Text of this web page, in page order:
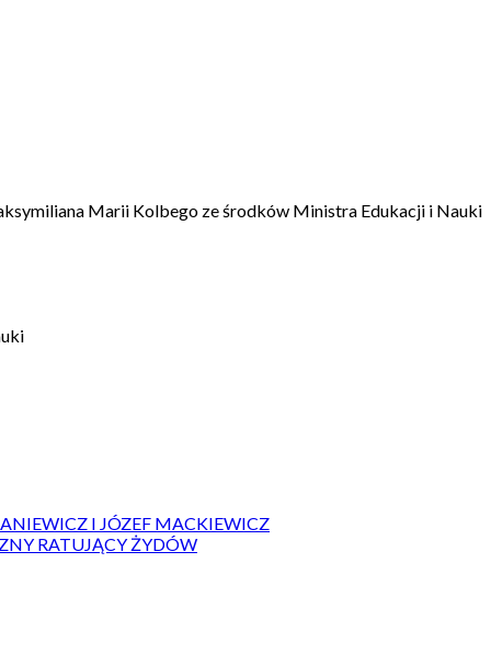
Marii Kolbego ze środków Ministra Edukacji i Nauki
I JÓZEF MACKIEWICZ
RATUJĄCY ŻYDÓW